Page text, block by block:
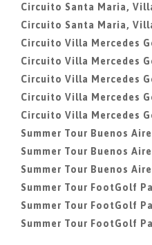
Circuito Santa Maria,
Circuito Santa Maria,
Circuito Villa Mercedes
Circuito Villa Mercedes
Circuito Villa Mercedes
Circuito Villa Mercedes
Circuito Villa Mercedes
Summer Tour Buenos
Summer Tour Buenos
Summer Tour Buenos
Summer Tour FootGolf
Summer Tour FootGolf
Summer Tour FootGolf